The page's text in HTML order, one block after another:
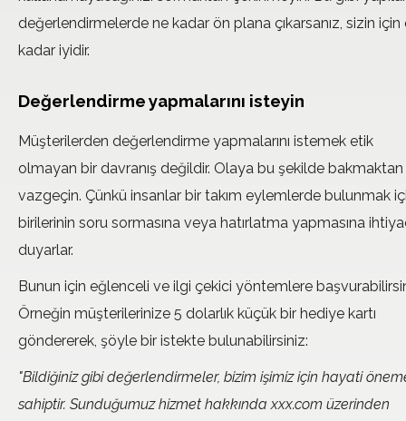
değerlendirmelerde ne kadar ön plana çıkarsanız, sizin için
kadar iyidir.
Değerlendirme yapmalarını isteyin
Müşterilerden değerlendirme yapmalarını istemek etik
olmayan bir davranış değildir. Olaya bu şekilde bakmaktan
vazgeçin. Çünkü insanlar bir takım eylemlerde bulunmak
birilerinin soru sormasına veya hatırlatma yapmasına
duyarlar.
Bunun için eğlenceli ve ilgi çekici yöntemlere
Örneğin müşterilerinize 5 dolarlık küçük bir hediye kartı
göndererek, şöyle bir istekte bulunabilirsiniz:
"Bildiğiniz gibi değerlendirmeler, bizim işimiz için hayati
sahiptir. Sunduğumuz hizmet hakkında xxx.com üzerinden